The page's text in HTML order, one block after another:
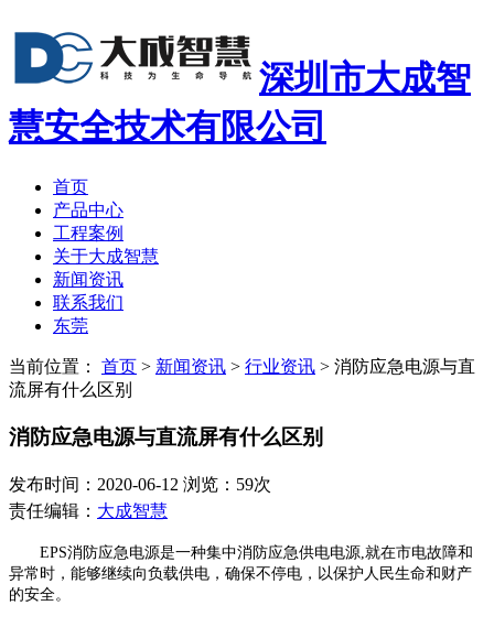
深圳市大成智
慧安全技术有限公司
首页
产品中心
工程案例
关于大成智慧
新闻资讯
联系我们
东莞
当前位置： 首页 > 新闻资讯 > 行业资讯 > 消防应急电源与直
流屏有什么区别
消防应急电源与直流屏有什么区别
发布时间：2020-06-12 浏览：59次
责任编辑： 大成智慧
EPS消防应急电源是一种集中消防应急供电电源,就在市电故障和
异常时，能够继续向负载供电，确保不停电，以保护人民生命和财产
的安全。